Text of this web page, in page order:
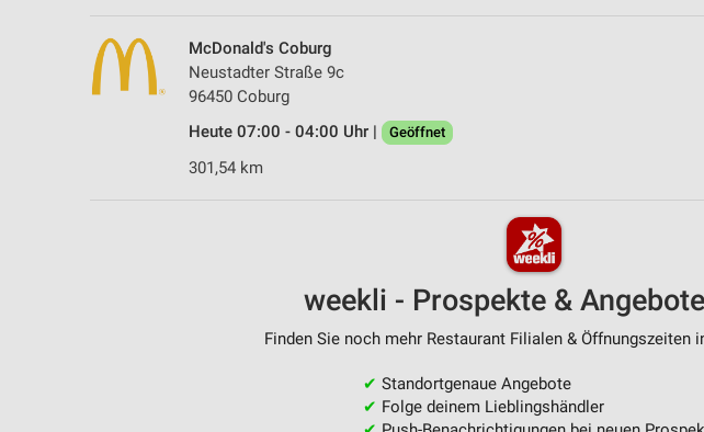
McDonald's Coburg
Neustadter Straße 9c
96450 Coburg
Heute 07:00 - 04:00 Uhr |
Geöffnet
301,54 km
weekli - Prospekte &
Finden Sie noch mehr Restaurant Filialen & Öffnungszeiten
✔ Standortgenaue Angebote
✔ Folge deinem Lieblingshändler